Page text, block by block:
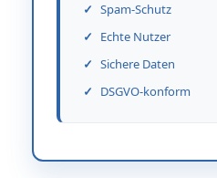
Spam-Schutz
Echte Nutzer
Sichere Daten
DSGVO-konform